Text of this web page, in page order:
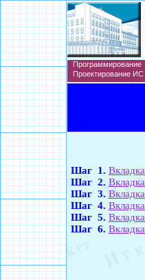
Программирование
Проектирование ИС
Шаг 1. Вкладка
Шаг 2. Вкладка
Шаг 3. Вкладка
Шаг 4. Вкладка
Шаг 5. Вкладка
Шаг 6. Вкладка